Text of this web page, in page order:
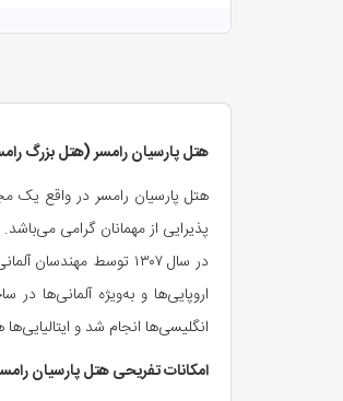
هتل پارسیان رامسر (هتل بزرگ
هتل پارسیان رامسر در واقع یک
اروپایی‌ها و به‌ویژه آلمانی‌ها
انگلیسی‌ها انجام شد و
امکانات تفریحی هتل پارسیان